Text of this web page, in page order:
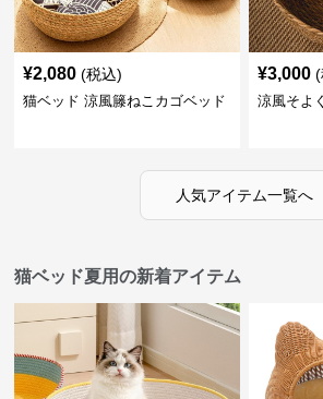
¥2,080 (税込)
猫ベッド 涼風籐ねこカゴベッド
¥3,000 (
涼風そよ
人気アイテム一覧へ
猫ベッド夏用の新着アイテム